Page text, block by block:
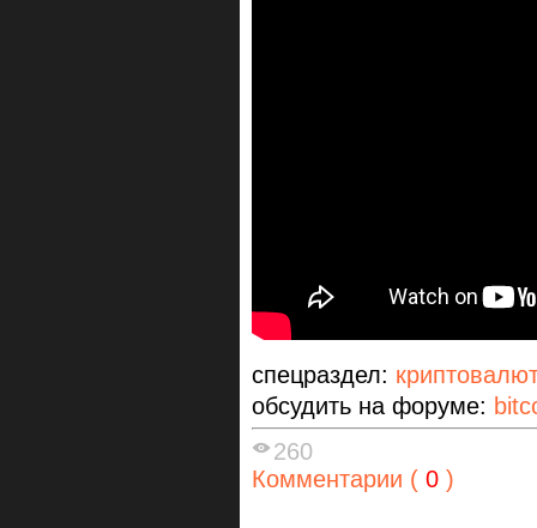
спецраздел:
обсудить на форуме:
260
Комментарии ( 0 )